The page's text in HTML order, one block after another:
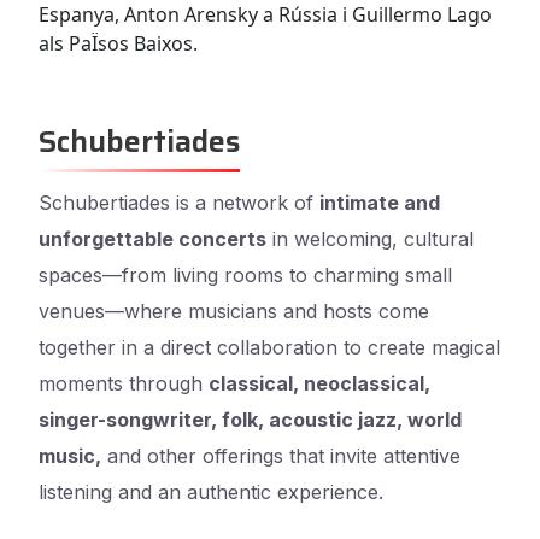
Espanya, Anton Arensky a Rússia i Guillermo Lago
als PaÏsos Baixos.
Schubertiades
Schubertiades is a network of intimate and
unforgettable concerts in welcoming, cultural
spaces—from living rooms to charming small
venues—where musicians and hosts come
together in a direct collaboration to create magical
moments through classical, neoclassical,
singer-songwriter, folk, acoustic jazz, world
music, and other offerings that invite attentive
listening and an authentic experience.